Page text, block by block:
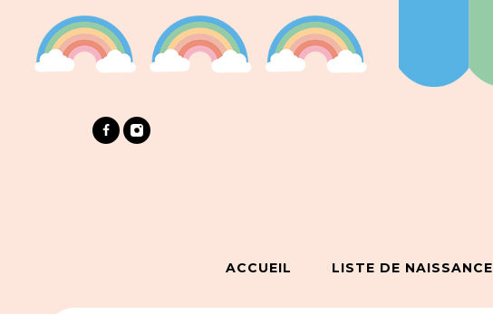
ACCUEIL LISTE DE NAISSANCE